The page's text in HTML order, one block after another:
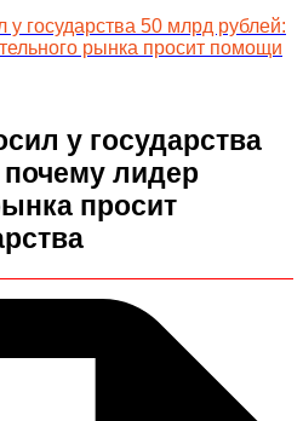
государства 50 млрд рублей:
рынка просит помощи
у государства
лидер
просит